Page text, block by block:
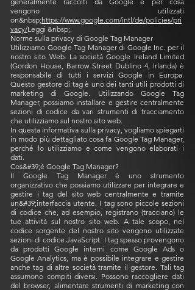
vengono utilizzati
on&nbsp;https://www.google.com/intl/de/policies/pri
vacy/Leggi &nbsp;.
Norme sulla privacy di Google Tag Manager
Utilizziamo Google Tag Manager di Google Inc. per il
nostro sito Web. La società Google Ireland Limited
(Gordon House, Barrow Street Dublino 4, Irlanda) è
responsabile di tutti i servizi Google in Europa.
Questo gestore di tag è uno dei tanti utili prodotti di
marketing di Google. Utilizzando Google Tag
Manager, possiamo installare e gestire centralmente
sezioni di codice da vari strumenti di tracciamento
che utilizziamo sul nostro sito web.
In questa informativa sulla privacy, vogliamo spiegarti
in modo più dettagliato cosa fa Google Tag Manager,
perché lo utilizziamo e come vengono elaborati i
dati.
Cos&#39;è Google Tag Manager?
Il Google Tag Manager è uno strumento
organizzativo che possiamo utilizzare per integrare e
gestire i tag del sito web centralmente e tramite
un&#39;interfaccia utente. I tag sono piccole sezioni
di codice che, ad esempio, registrano (tracciano) le
tue attività sul nostro sito web. A tale scopo, nel
codice sorgente del nostro sito vengono utilizzate
sezioni di codice JavaScript. I tag spesso provengono
da prodotti Google interni come Google Ads o
Google Analytics, ma è possibile integrare e gestire
anche tag di altre società tramite il gestore. Tali tag
assumono compiti diversi. Possono raccogliere dati
del browser, alimentare strumenti di marketing con